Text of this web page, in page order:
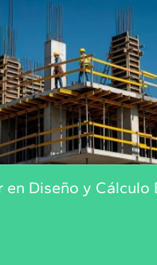
en Diseño y Cálculo